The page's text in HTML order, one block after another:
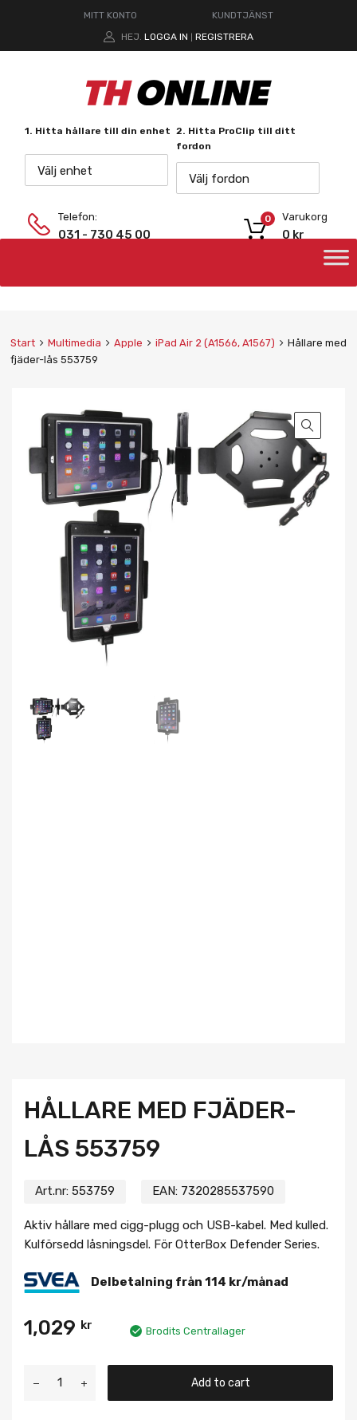
MITT KONTO
KUNDTJÄNST
HEJ. LOGGA IN REGISTRERA
1. Hitta hållare till din enhet
Välj enhet
2. Hitta ProClip till ditt
fordon
Välj fordon
Telefon:
031 - 730 45 00
Varukorg
0 kr
0
Start Multimedia Apple iPad Air 2 (A1566, A1567)
Hållare med
fjäder-lås 553759
HÅLLARE MED FJÄDER-
LÅS 553759
Art.nr: 553759 EAN: 7320285537590
Aktiv hållare med cigg-plugg och USB-kabel. Med kulled.
Kulförsedd låsningsdel. För OtterBox Defender Series.
Delbetalning från 114 kr/månad
1,029 kr Brodits Centrallager
Add to cart